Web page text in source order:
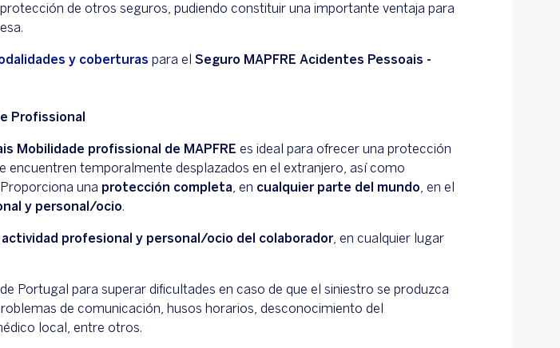
de otros seguros, pudiendo constituir una importante ventaja para
y coberturas para el Seguro MAPFRE Acidentes Pessoais -
Profissional
Mobilidade profissional de MAPFRE es ideal para ofrecer una protección
encuentren temporalmente desplazados en el extranjero, así como
una protección completa, en cualquier parte del mundo, en el
y personal/ocio.
actividad profesional y personal/ocio del colaborador, en cualquier lugar
Portugal para superar dificultades en caso de que el siniestro se produzca
de comunicación, husos horarios, desconocimiento del
local, entre otros.